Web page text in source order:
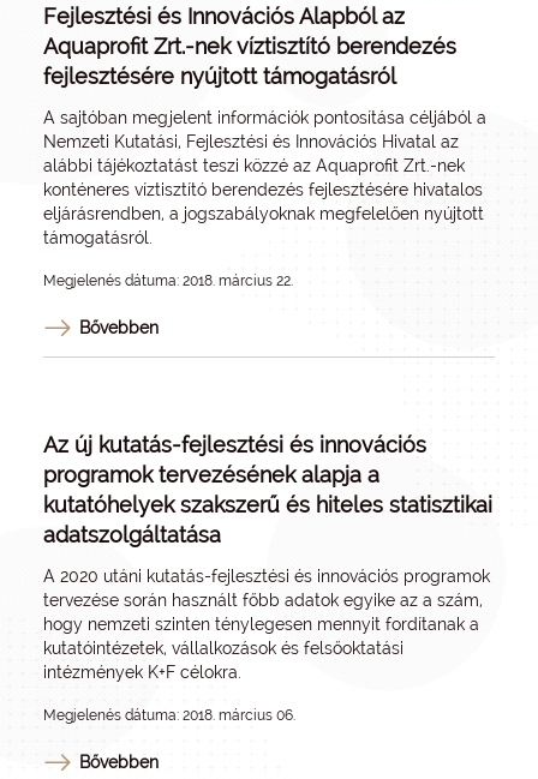
Fejlesztési és Innovációs Alapból az
Aquaprofit Zrt.-nek víztisztító berendezés
fejlesztésére nyújtott támogatásról
A sajtóban megjelent információk pontosítása céljából a
Nemzeti Kutatási, Fejlesztési és Innovációs Hivatal az
alábbi tájékoztatást teszi közzé az Aquaprofit Zrt.-nek
konténeres víztisztító berendezés fejlesztésére hivatalos
eljárásrendben, a jogszabályoknak megfelelően nyújtott
támogatásról.
Megjelenés dátuma: 2018. március 22.
Bővebben
Az új kutatás-fejlesztési és innovációs
programok tervezésének alapja a
kutatóhelyek szakszerű és hiteles statisztikai
adatszolgáltatása
A 2020 utáni kutatás-fejlesztési és innovációs programok
tervezése során használt főbb adatok egyike az a szám,
hogy nemzeti szinten ténylegesen mennyit fordítanak a
kutatóintézetek, vállalkozások és felsőoktatási
intézmények K+F célokra.
Megjelenés dátuma: 2018. március 06.
Bővebben